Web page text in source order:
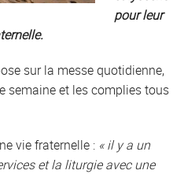
pour leur
sur la messe quotidienne,
semaine et les complies tous
vie fraternelle : « il y a un
et la liturgie avec une